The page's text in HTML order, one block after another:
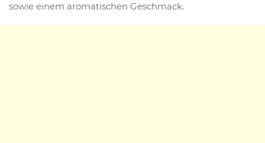
sowie einem aromatischen Geschmack.